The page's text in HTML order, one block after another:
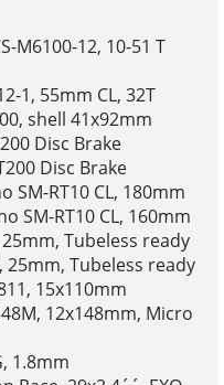
M6100-12, 10-51 T
1, 55mm CL, 32T
shell 41x92mm
Disc Brake
Disc Brake
SM-RT10 CL, 180mm
SM-RT10 CL, 160mm
Tubeless ready
25mm, Tubeless ready
15x110mm
12x148mm, Micro
1.8mm